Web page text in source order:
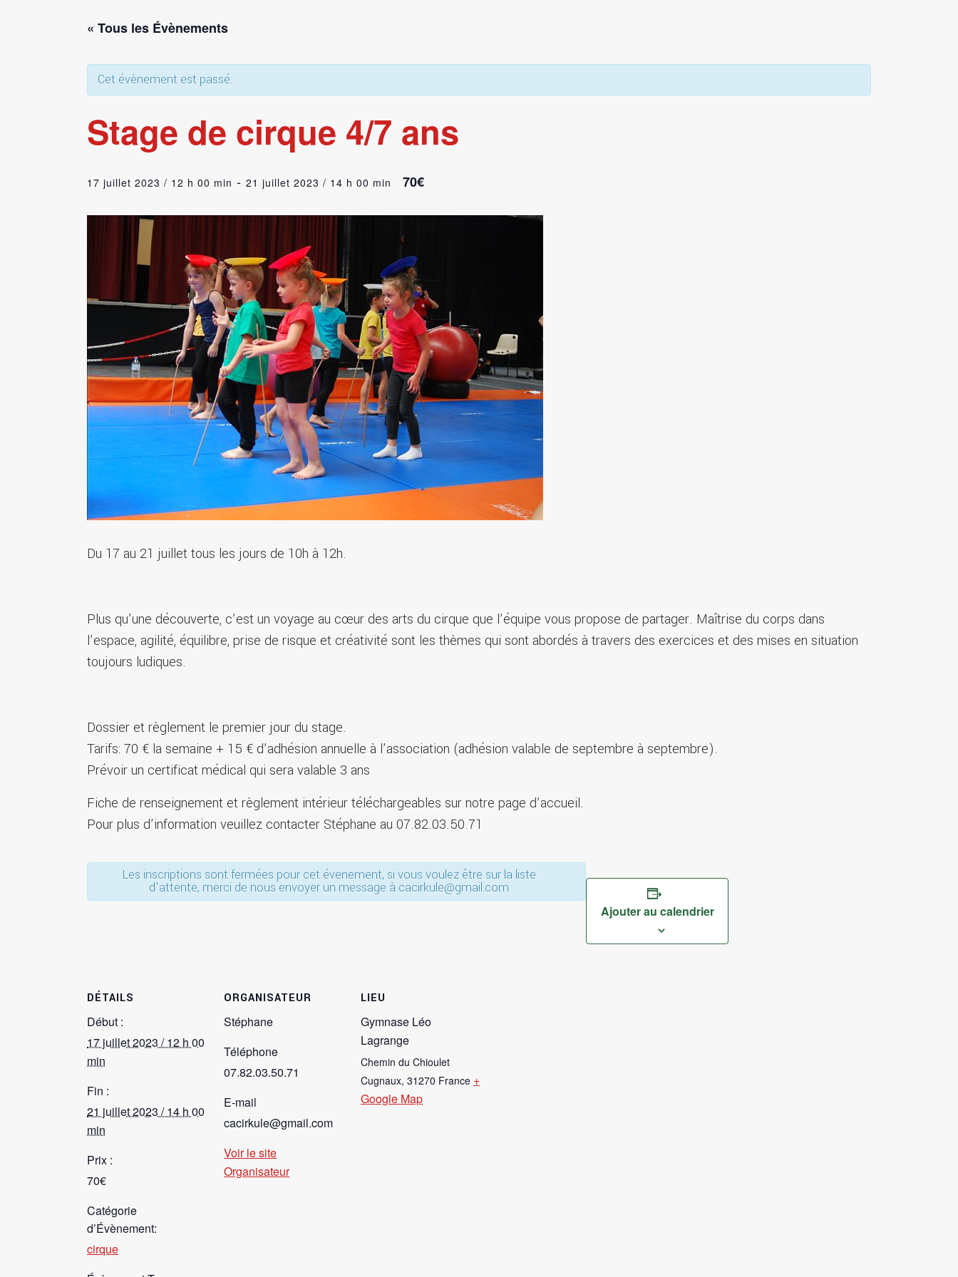
« Tous les Évènements
Cet évènement est passé.
Stage de cirque 4/7 ans
17 juillet 2023 / 12 h 00 min - 21 juillet 2023 / 14 h 00 min 70€
Du 17 au 21 juillet tous les jours de 10h à 12h.
Plus qu’une découverte, c’est un voyage au cœur des arts du cirque que l’équipe vous propose de partager. Maîtrise du corps dans
l’espace, agilité, équilibre, prise de risque et créativité sont les thèmes qui sont abordés à travers des exercices et des mises en situation
toujours ludiques.
Dossier et règlement le premier jour du stage.
Tarifs: 70 € la semaine + 15 € d’adhésion annuelle à l’association (adhésion valable de septembre à septembre).
Prévoir un certificat médical qui sera valable 3 ans
Fiche de renseignement et règlement intérieur téléchargeables sur notre page d’accueil.
Pour plus d’information veuillez contacter Stéphane au 07.82.03.50.71
Les inscriptions sont fermées pour cet évenement, si vous voulez être sur la liste
d'attente, merci de nous envoyer un message à cacirkule@gmail.com
Ajouter au calendrier
DÉTAILS
Début :
17 juillet 2023 / 12 h 00
min
Fin :
21 juillet 2023 / 14 h 00
min
Prix :
70€
Catégorie
d’Évènement:
cirque
ORGANISATEUR
Stéphane
Téléphone
07.82.03.50.71
E-mail
cacirkule@gmail.com
Voir le site
Organisateur
LIEU
Gymnase Léo
Lagrange
Chemin du Chioulet
Cugnaux, 31270 France +
Google Map